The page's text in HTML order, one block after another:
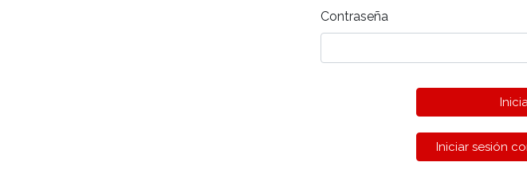
Contraseña